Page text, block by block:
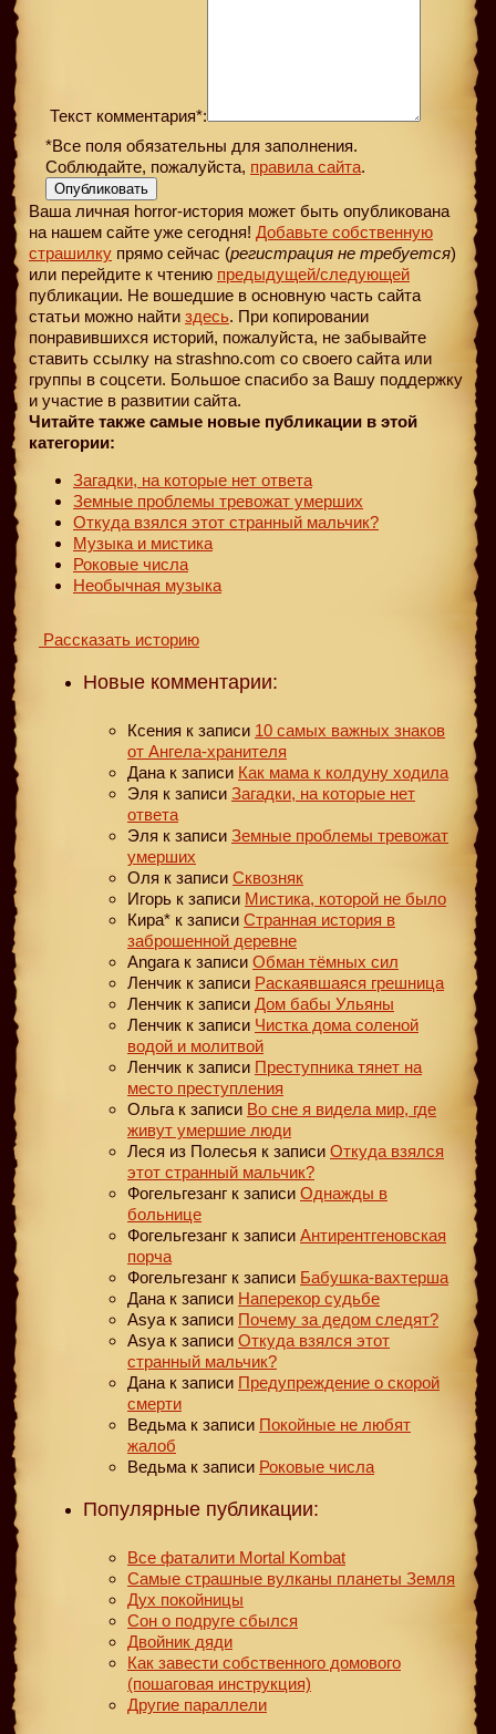
Текст комментария*:
*Все поля обязательны для заполнения.
Соблюдайте, пожалуйста, правила сайта.
Опубликовать
Ваша личная horror-история может быть опубликована
на нашем сайте уже сегодня! Добавьте собственную
страшилку прямо сейчас (регистрация не требуется)
или перейдите к чтению предыдущей/следующей
публикации. Не вошедшие в основную часть сайта
статьи можно найти здесь. При копировании
понравившихся историй, пожалуйста, не забывайте
ставить ссылку на strashno.com со своего сайта или
группы в соцсети. Большое спасибо за Вашу поддержку
и участие в развитии сайта.
Читайте также самые новые публикации в этой
категории:
Загадки, на которые нет ответа
Земные проблемы тревожат умерших
Откуда взялся этот странный мальчик?
Музыка и мистика
Роковые числа
Необычная музыка
Рассказать историю
Новые комментарии:
Ксения к записи 10 самых важных знаков
от Ангела-хранителя
Дана к записи Как мама к колдуну ходила
Эля к записи Загадки, на которые нет
ответа
Эля к записи Земные проблемы тревожат
умерших
Оля к записи Сквозняк
Игорь к записи Мистика, которой не было
Кира* к записи Странная история в
заброшенной деревне
Angara к записи Обман тёмных сил
Ленчик к записи Раскаявшаяся грешница
Ленчик к записи Дом бабы Ульяны
Ленчик к записи Чистка дома соленой
водой и молитвой
Ленчик к записи Преступника тянет на
место преступления
Ольга к записи Во сне я видела мир, где
живут умершие люди
Леся из Полесья к записи Откуда взялся
этот странный мальчик?
Фогельгезанг к записи Однажды в
больнице
Фогельгезанг к записи Антирентгеновская
порча
Фогельгезанг к записи Бабушка-вахтерша
Дана к записи Наперекор судьбе
Asya к записи Почему за дедом следят?
Asya к записи Откуда взялся этот
странный мальчик?
Дана к записи Предупреждение о скорой
смерти
Ведьма к записи Покойные не любят
жалоб
Ведьма к записи Роковые числа
Популярные публикации:
Все фаталити Mortal Kombat
Самые страшные вулканы планеты Земля
Дух покойницы
Сон о подруге сбылся
Двойник дяди
Как завести собственного домового
(пошаговая инструкция)
Другие параллели